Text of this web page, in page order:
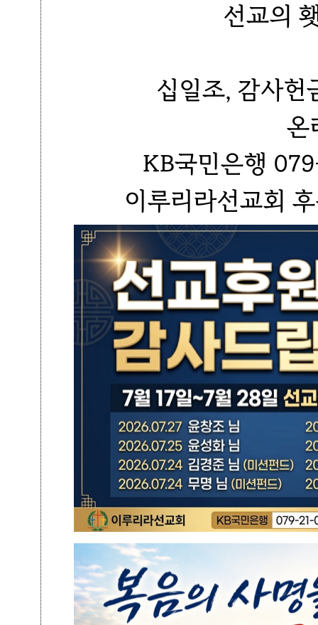
선교의
십일조, 감사헌
온
KB국민은행
이루리라선교회